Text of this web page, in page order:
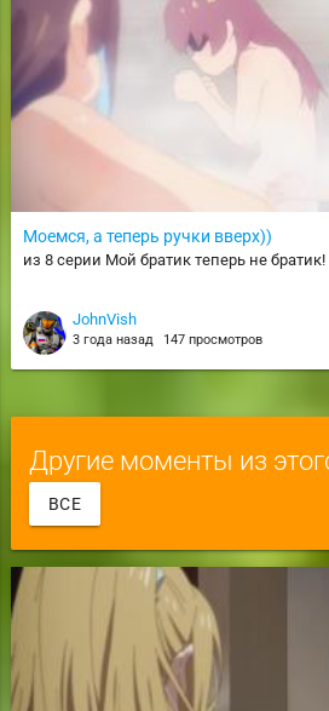
Моемся, а теперь ручки вверх))
из 8 серии Мой братик теперь не
JohnVish
3 года назад 147 просмотров
Другие моменты из
ВСЕ